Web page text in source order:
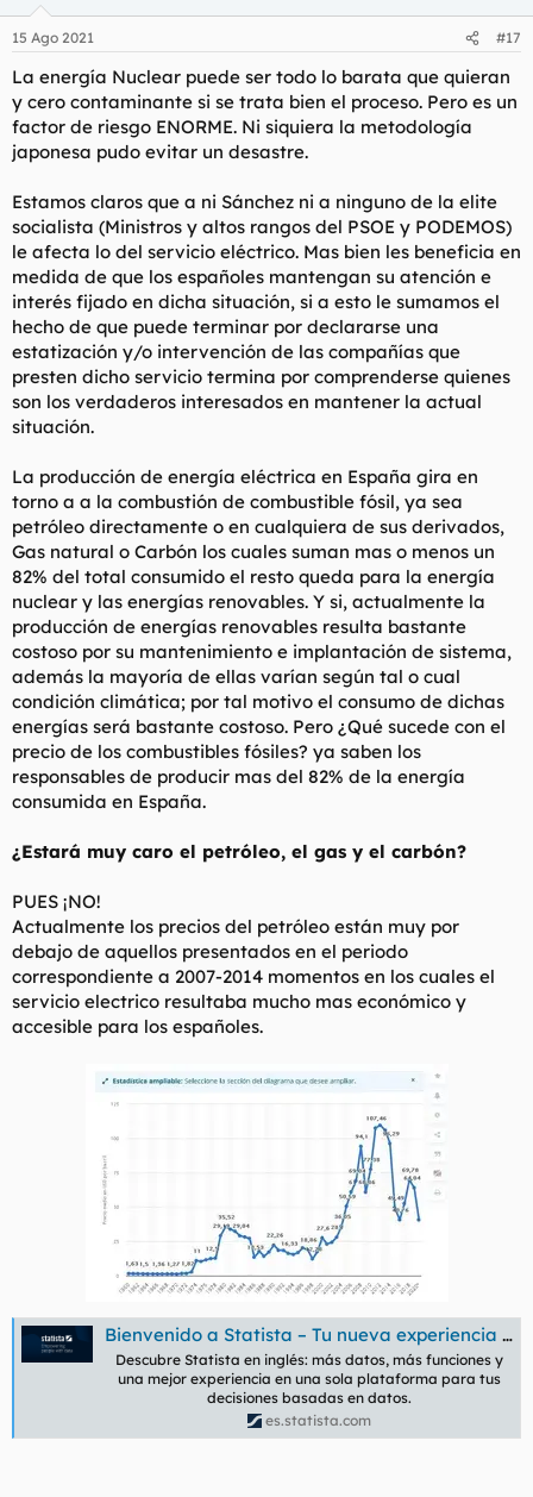
e
:
15 Ago 2021 #17
La energía Nuclear puede ser todo lo barata que quieran
y cero contaminante si se trata bien el proceso. Pero es un
factor de riesgo ENORME. Ni siquiera la metodología
japonesa pudo evitar un desastre.
Estamos claros que a ni Sánchez ni a ninguno de la elite
socialista (Ministros y altos rangos del PSOE y PODEMOS)
le afecta lo del servicio eléctrico. Mas bien les beneficia en
medida de que los españoles mantengan su atención e
interés fijado en dicha situación, si a esto le sumamos el
hecho de que puede terminar por declararse una
estatización y/o intervención de las compañías que
presten dicho servicio termina por comprenderse quienes
son los verdaderos interesados en mantener la actual
situación.
La producción de energía eléctrica en España gira en
torno a a la combustión de combustible fósil, ya sea
petróleo directamente o en cualquiera de sus derivados,
Gas natural o Carbón los cuales suman mas o menos un
82% del total consumido el resto queda para la energía
nuclear y las energías renovables. Y si, actualmente la
producción de energías renovables resulta bastante
costoso por su mantenimiento e implantación de sistema,
además la mayoría de ellas varían según tal o cual
condición climática; por tal motivo el consumo de dichas
energías será bastante costoso. Pero ¿Qué sucede con el
precio de los combustibles fósiles? ya saben los
responsables de producir mas del 82% de la energía
consumida en España.
¿Estará muy caro el petróleo, el gas y el carbón?
PUES ¡NO!
Actualmente los precios del petróleo están muy por
debajo de aquellos presentados en el periodo
correspondiente a 2007-2014 momentos en los cuales el
servicio electrico resultaba mucho mas económico y
accesible para los españoles.
Bienvenido a Statista – Tu nueva experiencia en statista.com
Descubre Statista en inglés: más datos, más funciones y
una mejor experiencia en una sola plataforma para tus
decisiones basadas en datos.
es.statista.com